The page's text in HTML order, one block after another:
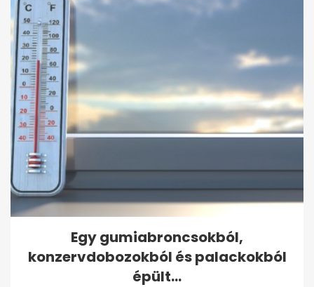
Egy gumiabroncsokból,
konzervdobozokból és palackokból
épült...